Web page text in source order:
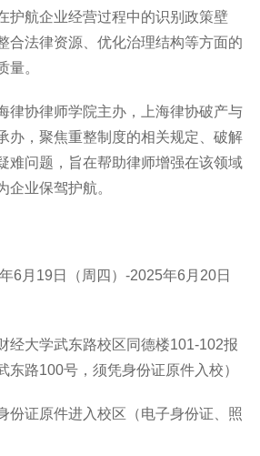
护航企业经营过程中的识别政策壁
合法律资源、优化治理结构等方面的
量。
律协律师学院主办，上海律协破产与
办，聚焦重整制度的相关规定、破解
难问题，旨在帮助律师增强在该领域
企业保驾护航。
6月19日（周四）-2025年6月20日
经大学武东路校区同德楼101-102报
东路100号，须凭身份证原件入校）
份证原件进入校区（电子身份证、照